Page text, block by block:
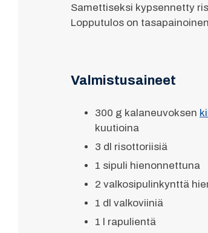
Samettiseksi kypsennetty
Lopputulos on
Valmistusaineet
300 g kalaneuvoksen
kuutioina
3 dl risottoriisiä
1 sipuli hienonnettuna
2 valkosipulinkynttä
1 dl valkoviiniä
1 l rapulientä